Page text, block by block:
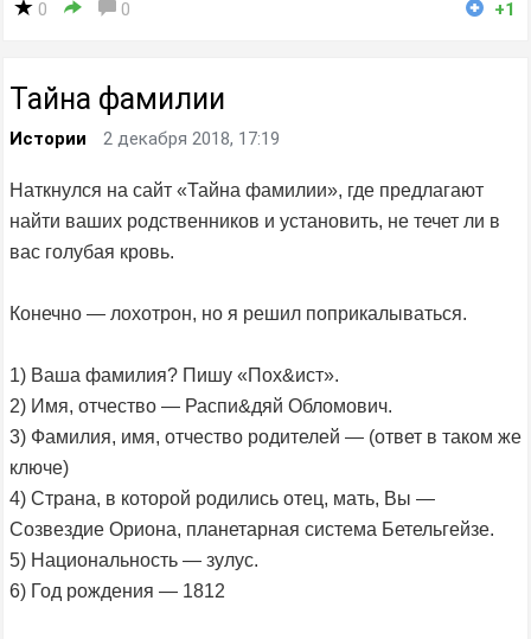
0 0 +1
Тайна фамилии
Истории 2 декабря 2018, 17:19
Наткнулся на сайт «Тайна фамилии», где предлагают
найти ваших родственников и установить, не течет ли в
вас голубая кровь.
Конечно — лохотрон, но я решил поприкалываться.
1) Ваша фамилия? Пишу «Пох&ист».
2) Имя, отчество — Распи&дяй Обломович.
3) Фамилия, имя, отчество родителей — (ответ в таком же
ключе)
4) Страна, в которой родились отец, мать, Вы —
Созвездие Ориона, планетарная система Бетельгейзе.
5) Национальность — зулус.
6) Год рождения — 1812